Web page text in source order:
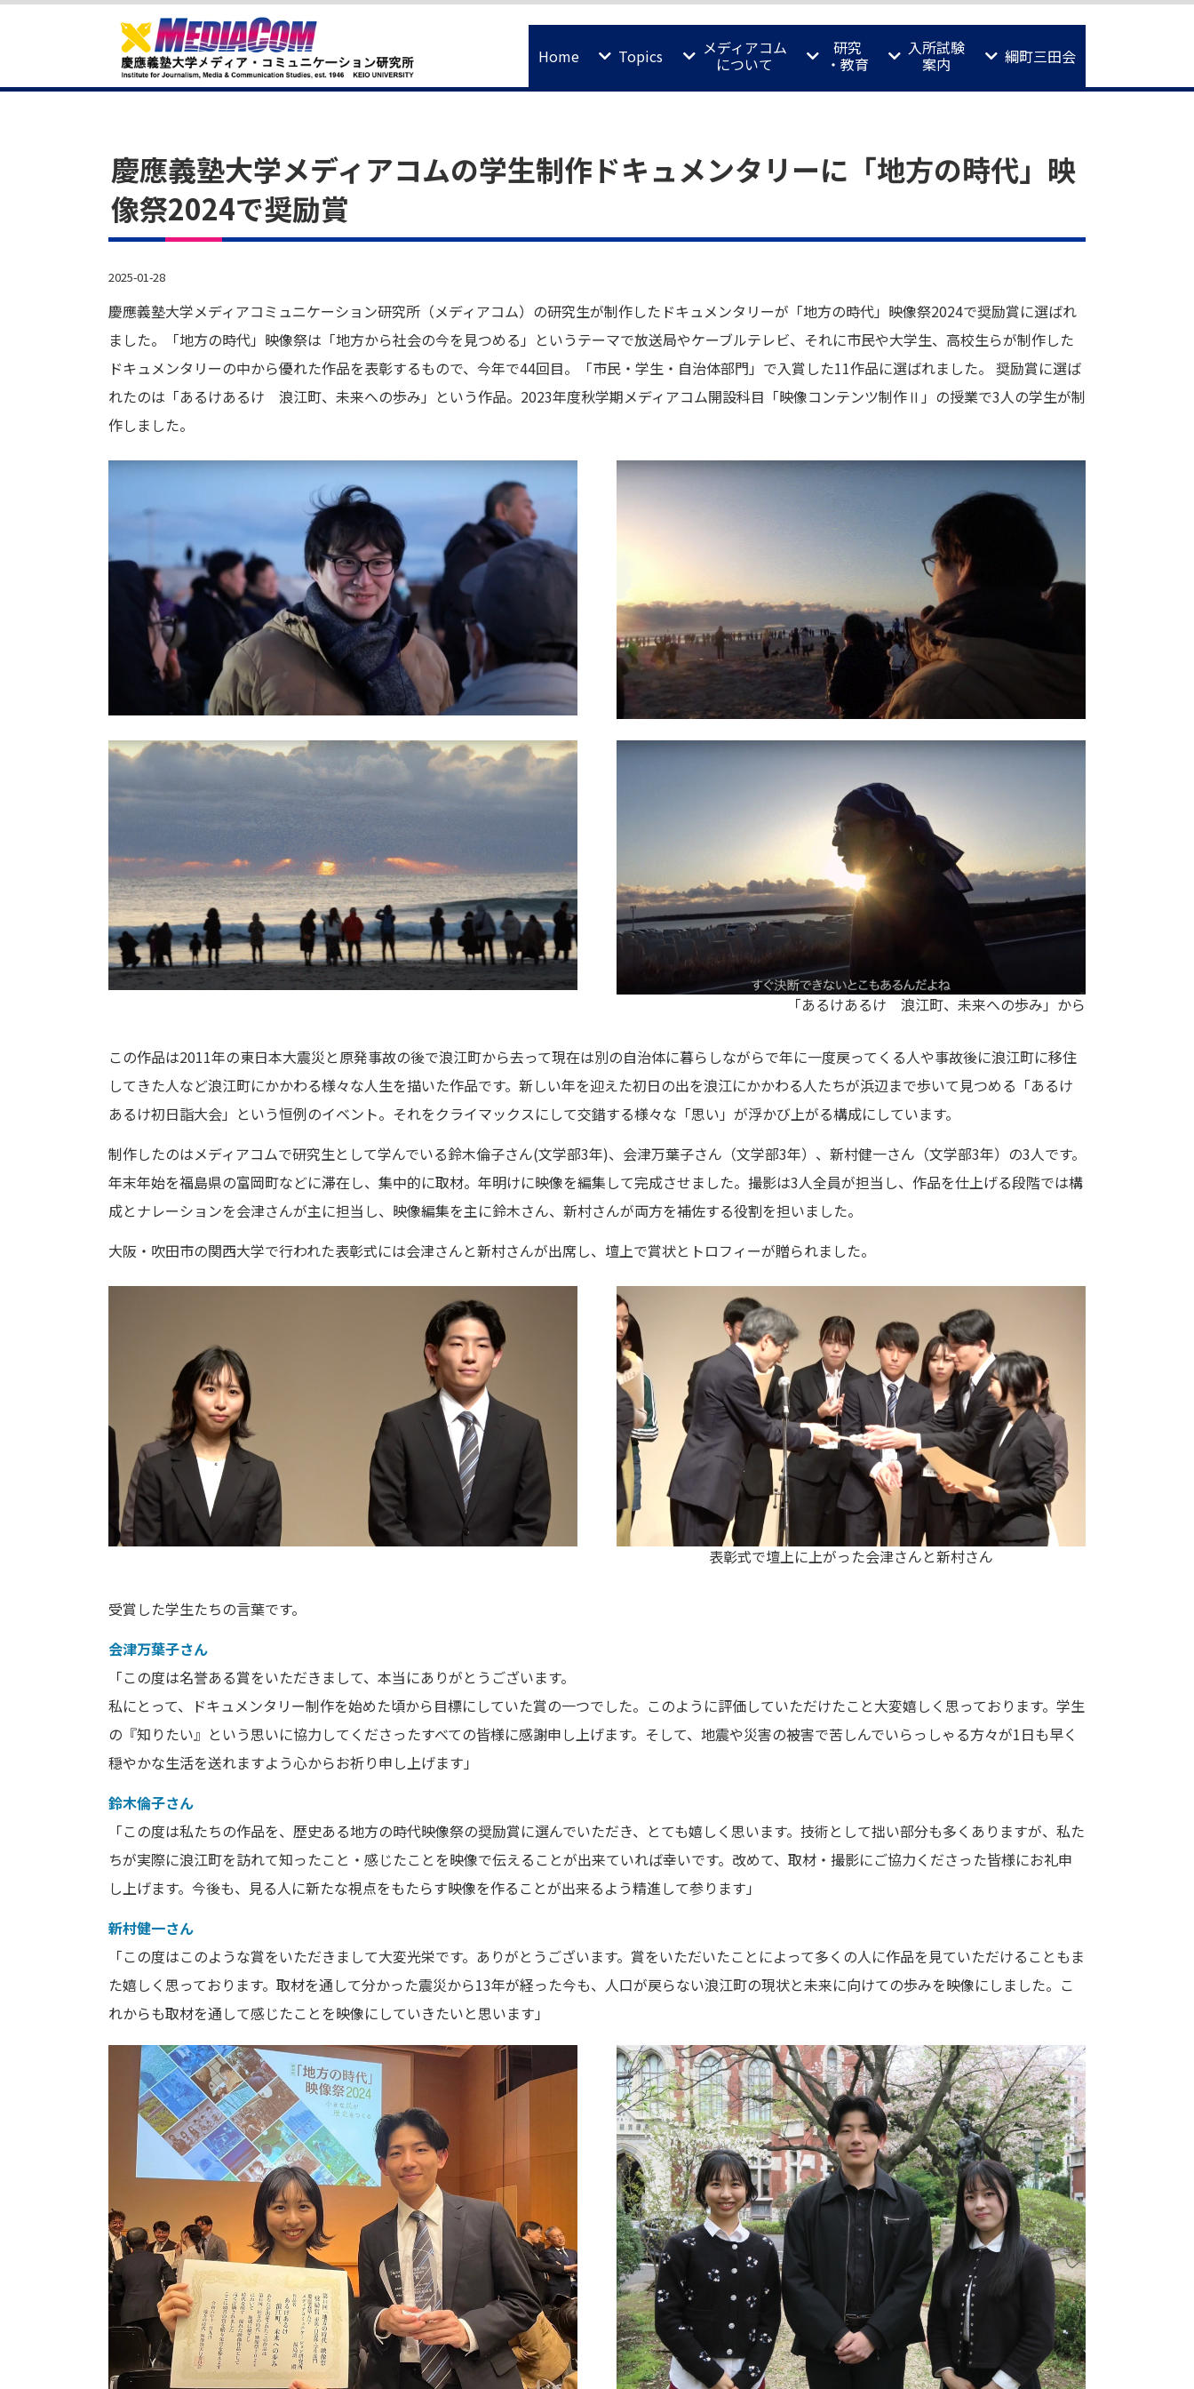
Home Topics メディアコム
について
研究
・教育
入所試験
案内 綱町三田会
慶應義塾大学メディアコムの学生制作ドキュメンタリーに「地方の時代」映
像祭2024で奨励賞
2025-01-28
慶應義塾大学メディアコミュニケーション研究所（メディアコム）の研究生が制作したドキュメンタリーが「地方の時代」映像祭2024で奨励賞に選ばれ
ました。「地方の時代」映像祭は「地方から社会の今を見つめる」というテーマで放送局やケーブルテレビ、それに市民や大学生、高校生らが制作した
ドキュメンタリーの中から優れた作品を表彰するもので、今年で44回目。「市民・学生・自治体部門」で入賞した11作品に選ばれました。 奨励賞に選ば
れたのは「あるけあるけ 浪江町、未来への歩み」という作品。2023年度秋学期メディアコム開設科目「映像コンテンツ制作Ⅱ」の授業で3人の学生が制
作しました。
「あるけあるけ 浪江町、未来への歩み」から
この作品は2011年の東日本大震災と原発事故の後で浪江町から去って現在は別の自治体に暮らしながらで年に一度戻ってくる人や事故後に浪江町に移住
してきた人など浪江町にかかわる様々な人生を描いた作品です。新しい年を迎えた初日の出を浪江にかかわる人たちが浜辺まで歩いて見つめる「あるけ
あるけ初日詣大会」という恒例のイベント。それをクライマックスにして交錯する様々な「思い」が浮かび上がる構成にしています。
制作したのはメディアコムで研究生として学んでいる鈴木倫子さん(文学部3年)、会津万葉子さん（文学部3年）、新村健一さん（文学部3年）の3人です。
年末年始を福島県の富岡町などに滞在し、集中的に取材。年明けに映像を編集して完成させました。撮影は3人全員が担当し、作品を仕上げる段階では構
成とナレーションを会津さんが主に担当し、映像編集を主に鈴木さん、新村さんが両方を補佐する役割を担いました。
大阪・吹田市の関西大学で行われた表彰式には会津さんと新村さんが出席し、壇上で賞状とトロフィーが贈られました。
表彰式で壇上に上がった会津さんと新村さん
受賞した学生たちの言葉です。
会津万葉子さん
「この度は名誉ある賞をいただきまして、本当にありがとうございます。
私にとって、ドキュメンタリー制作を始めた頃から目標にしていた賞の一つでした。このように評価していただけたこと大変嬉しく思っております。学生
の『知りたい』という思いに協力してくださったすべての皆様に感謝申し上げます。そして、地震や災害の被害で苦しんでいらっしゃる方々が1日も早く
穏やかな生活を送れますよう心からお祈り申し上げます」
鈴木倫子さん
「この度は私たちの作品を、歴史ある地方の時代映像祭の奨励賞に選んでいただき、とても嬉しく思います。技術として拙い部分も多くありますが、私た
ちが実際に浪江町を訪れて知ったこと・感じたことを映像で伝えることが出来ていれば幸いです。改めて、取材・撮影にご協力くださった皆様にお礼申
し上げます。今後も、見る人に新たな視点をもたらす映像を作ることが出来るよう精進して参ります」
新村健一さん
「この度はこのような賞をいただきまして大変光栄です。ありがとうございます。賞をいただいたことによって多くの人に作品を見ていただけることもま
た嬉しく思っております。取材を通して分かった震災から13年が経った今も、人口が戻らない浪江町の現状と未来に向けての歩みを映像にしました。こ
れからも取材を通して感じたことを映像にしていきたいと思います」